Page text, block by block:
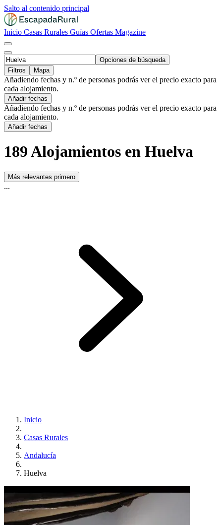
Salto al contenido principal
Inicio Casas Rurales Guías Ofertas Magazine
Opciones de búsqueda
Filtros
Mapa
Añadiendo fechas y n.º de personas podrás ver el precio exacto para
cada alojamiento.
Añadir fechas
Añadiendo fechas y n.º de personas podrás ver el precio exacto para
cada alojamiento.
Añadir fechas
189 Alojamientos en Huelva
Más relevantes primero
...
Inicio
Casas Rurales
Andalucía
Huelva